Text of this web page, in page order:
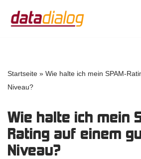
Zum
Startseite » Wie halte ich mein SPAM-
Niveau?
Wie halte ich mein
Rating auf einem
Niveau?